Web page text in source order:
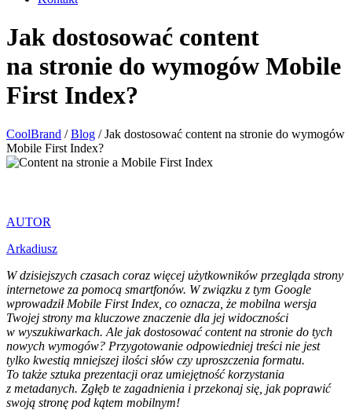
Jak dostosować content
na stronie do wymogów Mobile
First Index?
CoolBrand /Blog /Jak dostosować content na stronie do wymogów
Mobile First Index?
AUTOR
Arkadiusz
W dzisiejszych czasach coraz więcej użytkowników przegląda strony
internetowe za pomocą smartfonów. W związku z tym Google
wprowadził Mobile First Index, co oznacza, że mobilna wersja
Twojej strony ma kluczowe znaczenie dla jej widoczności
w wyszukiwarkach. Ale jak dostosować content na stronie do tych
nowych wymogów? Przygotowanie odpowiedniej treści nie jest
tylko kwestią mniejszej ilości słów czy uproszczenia formatu.
To także sztuka prezentacji oraz umiejętność korzystania
z metadanych. Zgłęb te zagadnienia i przekonaj się, jak poprawić
swoją stronę pod kątem mobilnym!